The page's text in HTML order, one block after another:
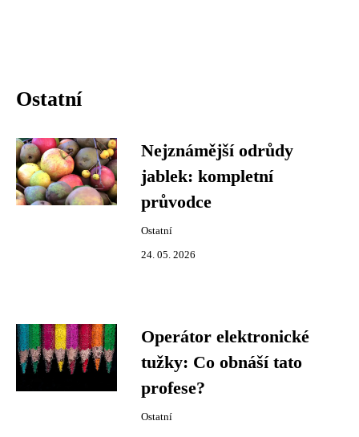
Ostatní
Nejznámější odrůdy
jablek: kompletní
průvodce
Ostatní
24. 05. 2026
Operátor elektronické
tužky: Co obnáší tato
profese?
Ostatní